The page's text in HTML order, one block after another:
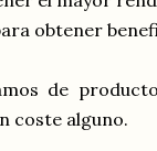
obtener
de
coste alguno.